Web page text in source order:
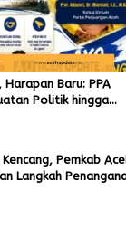
Harapan Baru: PPA
Politik hingga
Pemkab
Langkah